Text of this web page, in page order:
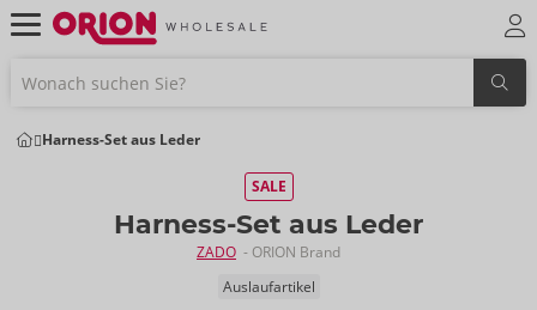
Harness-Set aus Leder
SALE
Harness-Set aus Leder
ZADO - ORION Brand
Auslaufartikel